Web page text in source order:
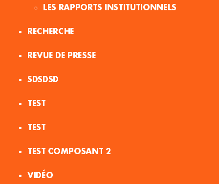
LES RAPPORTS INSTITUTIONNELS
RECHERCHE
REVUE DE PRESSE
SDSDSD
TEST
TEST
TEST COMPOSANT 2
VIDÉO